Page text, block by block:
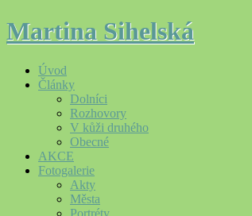
Martina Sihelská
Úvod
Články
Dolníci
Rozhovory
V kůži druhého
Obecné
AKCE
Fotogalerie
Akty
Města
Portréty